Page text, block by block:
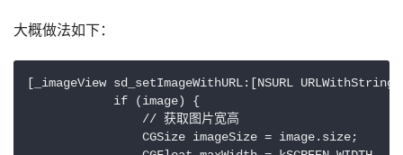
大概做法如下：
[_imageView sd_setImageWithURL:[NSURL
            if (image) {
                // 获取图片宽高
                CGSize imageSize = image.size;